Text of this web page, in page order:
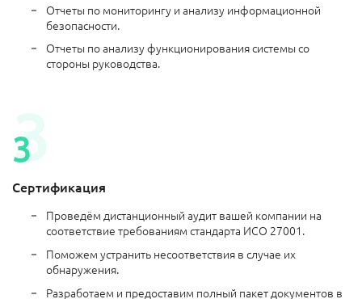
Отчеты по мониторингу и анализу информационной
безопасности.
Отчеты по анализу функционирования системы со
стороны руководства.
Сертификация
Проведём дистанционный аудит вашей компании на
соответствие требованиям стандарта ИСО 27001.
Поможем устранить несоответствия в случае их
обнаружения.
Разработаем и предоставим полный пакет документов в